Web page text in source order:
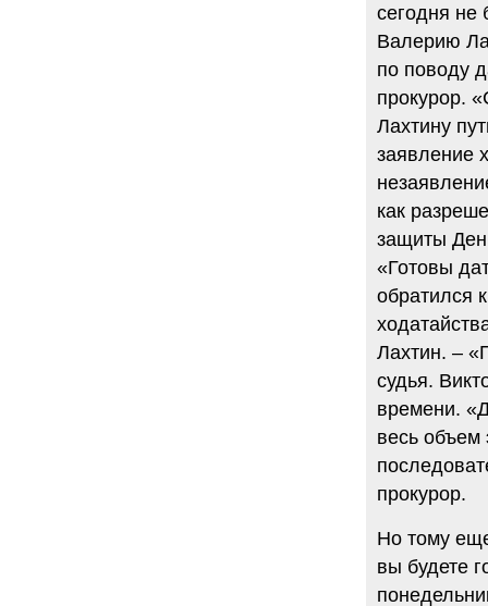
сегодня
Валерию
по поводу
прокурор.
Лахтину
заявление
как
защиты
«Готовы
обратился
Лахтин. –
судья.
времени.
весь объем
прокурор.
Но тому
вы будете